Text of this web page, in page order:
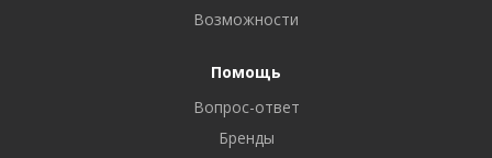
Возможности
Помощь
Вопрос-ответ
Бренды